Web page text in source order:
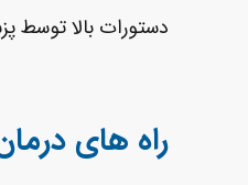
دستورات بالا توسط
راه های